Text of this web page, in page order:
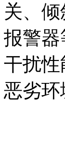
关、
报警
干扰
恶劣环